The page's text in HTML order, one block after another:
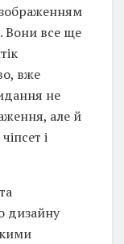
Вони все ще
вже
не
але й
і
дизайну